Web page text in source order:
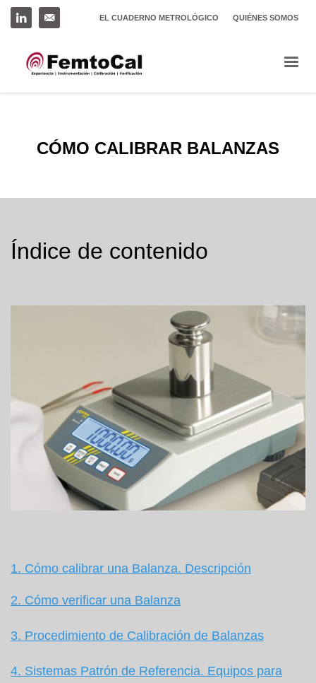
EL CUADERNO METROLÓGICO QUIÉNES SOMOS
CÓMO CALIBRAR BALANZAS
Índice de contenido
1. Cómo calibrar una Balanza. Descripción
2. Cómo verificar una Balanza
3. Procedimiento de Calibración de Balanzas
4. Sistemas Patrón de Referencia. Equipos para